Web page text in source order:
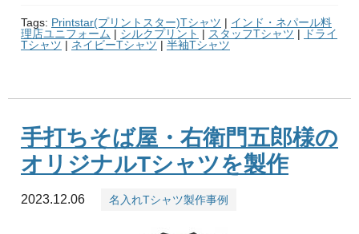
Tags: Printstar(プリントスター)Tシャツ | インド・ネパール料
理店ユニフォーム | シルクプリント | スタッフTシャツ |
ドライ
Tシャツ | ネイビーTシャツ | 半袖Tシャツ
手打ちそば屋・右衛門五郎様の
オリジナルTシャツを製作
2023.12.06 名入れTシャツ製作事例